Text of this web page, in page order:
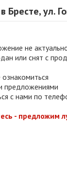
ул.
не
или снят с
предложениями
с нами по
- предложим